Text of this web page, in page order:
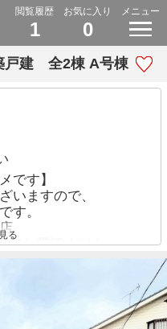
閲覧履歴
1
お気に入り
0
メニュー
戸建 全2棟 A号棟
です】
いますので、
す。
でお電話ください。
ること
る